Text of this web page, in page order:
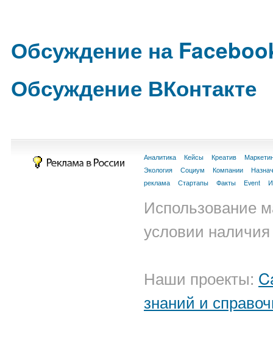
Обсуждение на
Обсуждение ВКонтакте
Аналитика Кейсы Креатив
Экология
Социум Компании
реклама
Стартапы Факты Event
Использование
условии
Наши проекты:
знаний и